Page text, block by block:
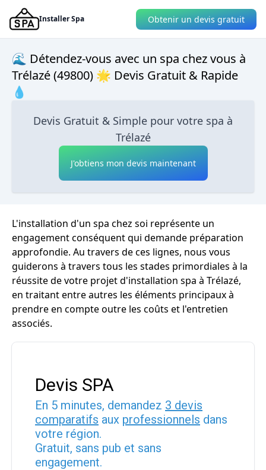
Installer Spa Obtenir un devis gratuit
🌊 Détendez-vous avec un spa chez vous à
Trélazé (49800) 🌟 Devis Gratuit & Rapide
💧
Devis Gratuit & Simple pour votre spa à
Trélazé
J'obtiens mon devis maintenant
L'installation d'un spa chez soi représente un
engagement conséquent qui demande préparation
approfondie. Au travers de ces lignes, nous vous
guiderons à travers tous les stades primordiales à la
réussite de votre projet d'installation spa à Trélazé,
en traitant entre autres les éléments principaux à
prendre en compte outre les coûts et l'entretien
associés.
Devis SPA
En 5 minutes, demandez 3 devis
comparatifs aux professionnels dans
votre région.
Gratuit, sans pub et sans
engagement.